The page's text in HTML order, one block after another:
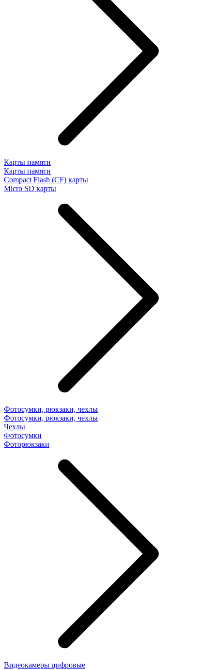
Карты памяти
Карты памяти
Compact Flash (CF) карты
Micro SD карты
Фотосумки, рюкзаки, чехлы
Фотосумки, рюкзаки, чехлы
Чехлы
Фотосумки
Фоторюкзаки
Видеокамеры цифровые